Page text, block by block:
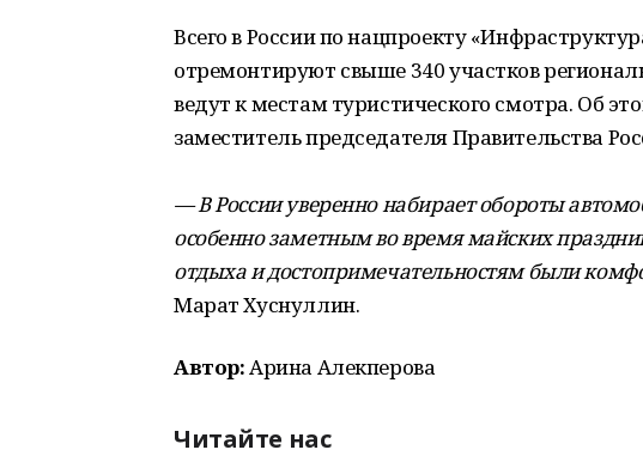
Всего в России по нацпроекту
отремонтируют свыше 340 участков
ведут к местам туристического смотра. Об
заместитель председателя Правительства
— В России уверенно набирает обороты
особенно заметным во время майских
отдыха и достопримечательностям были
Марат Хуснуллин.
Автор:Арина Алекперова
Читайте нас